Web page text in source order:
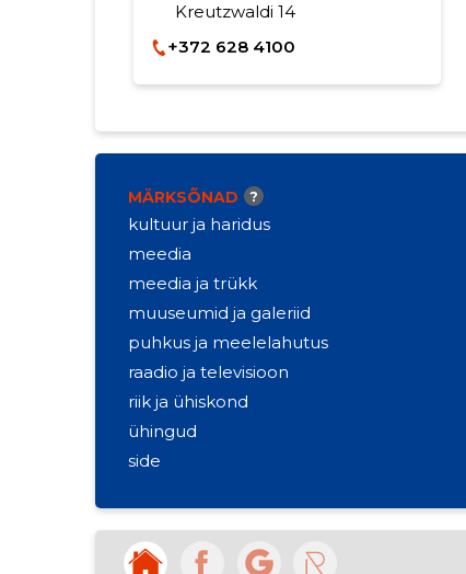
Kreutzwaldi 14
+372 628 4100
MÄRKSÕNAD ?
kultuur ja haridus
meedia
meedia ja trükk
muuseumid ja galeriid
puhkus ja meelelahutus
raadio ja televisioon
riik ja ühiskond
ühingud
side